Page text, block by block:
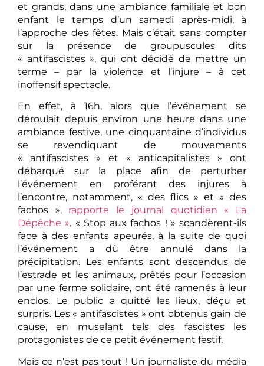
et grands, dans une ambiance familiale et bon
enfant le temps d’un samedi après-midi, à
l’approche des fêtes. Mais c’était sans compter
sur la présence de groupuscules dits
« antifascistes », qui ont décidé de mettre un
terme – par la violence et l’injure – à cet
inoffensif spectacle.
En effet, à 16h, alors que l’événement se
déroulait depuis environ une heure dans une
ambiance festive, une cinquantaine d’individus
se revendiquant de mouvements
« antifascistes » et « anticapitalistes » ont
débarqué sur la place afin de perturber
l’événement en proférant des injures à
l’encontre, notamment, « des flics » et « des
fachos », rapporte le journal quotidien « La
Dépêche ». « Stop aux fachos ! » scandèrent-ils
face à des enfants apeurés, à la suite de quoi
l’événement a dû être annulé dans la
précipitation. Les enfants sont descendus de
l’estrade et les animaux, prêtés pour l’occasion
par une ferme solidaire, ont été ramenés à leur
enclos. Le public a quitté les lieux, déçu et
surpris. Les « antifascistes » ont obtenus gain de
cause, en muselant tels des fascistes les
protagonistes de ce petit événement festif.
Mais ce n’est pas tout ! Un journaliste du média